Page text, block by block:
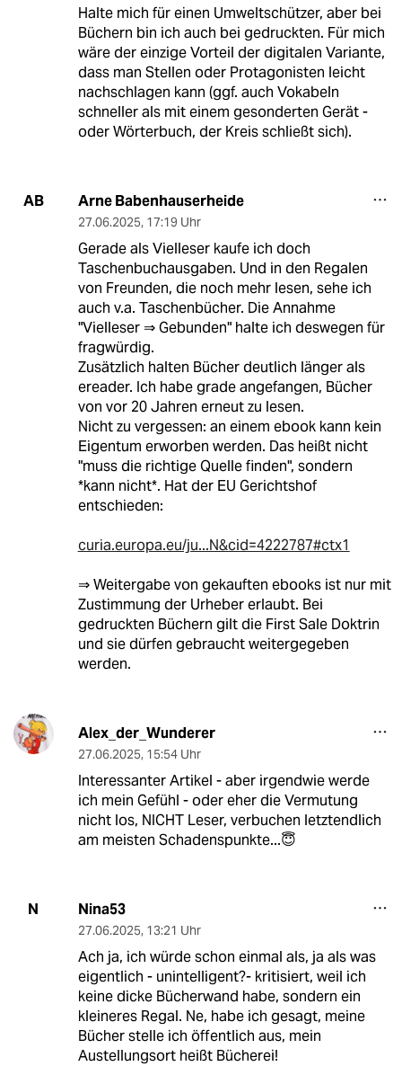
Halte mich für einen Umweltschützer, aber bei
Büchern bin ich auch bei gedruckten. Für mich
wäre der einzige Vorteil der digitalen Variante,
dass man Stellen oder Protagonisten leicht
nachschlagen kann (ggf. auch Vokabeln
schneller als mit einem gesonderten Gerät -
oder Wörterbuch, der Kreis schließt sich).
AB Arne Babenhauserheide
27.06.2025, 17:19 Uhr
Gerade als Vielleser kaufe ich doch
Taschenbuchausgaben. Und in den Regalen
von Freunden, die noch mehr lesen, sehe ich
auch v.a. Taschenbücher. Die Annahme
"Vielleser ⇒ Gebunden" halte ich deswegen für
fragwürdig.
Zusätzlich halten Bücher deutlich länger als
ereader. Ich habe grade angefangen, Bücher
von vor 20 Jahren erneut zu lesen.
Nicht zu vergessen: an einem ebook kann kein
Eigentum erworben werden. Das heißt nicht
"muss die richtige Quelle finden", sondern
*kann nicht*. Hat der EU Gerichtshof
entschieden:
curia.europa.eu/ju...N&cid=4222787#ctx1
⇒ Weitergabe von gekauften ebooks ist nur mit
Zustimmung der Urheber erlaubt. Bei
gedruckten Büchern gilt die First Sale Doktrin
und sie dürfen gebraucht weitergegeben
werden.
Alex_der_Wunderer
27.06.2025, 15:54 Uhr
Interessanter Artikel - aber irgendwie werde
ich mein Gefühl - oder eher die Vermutung
nicht los, NICHT Leser, verbuchen letztendlich
am meisten Schadenspunkte...😇
N Nina53
27.06.2025, 13:21 Uhr
Ach ja, ich würde schon einmal als, ja als was
eigentlich - unintelligent?- kritisiert, weil ich
keine dicke Bücherwand habe, sondern ein
kleineres Regal. Ne, habe ich gesagt, meine
Bücher stelle ich öffentlich aus, mein
Austellungsort heißt Bücherei!